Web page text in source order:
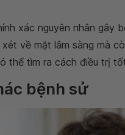
xác nguyên nhân gây
về mặt lâm sàng mà
thể tìm ra cách điều trị
bệnh sử